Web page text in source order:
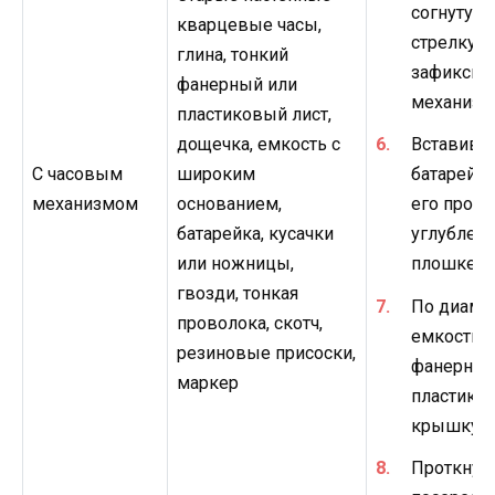
С часовым
механизмом
кварцевые часы,
глина, тонкий
фанерный или
пластиковый лист,
дощечка, емкость с
широким
основанием,
батарейка, кусачки
или ножницы,
гвозди, тонкая
проволока, скотч,
резиновые присоски,
маркер
стрелку
Вставив
его
плошке
По
емкости
крышку.